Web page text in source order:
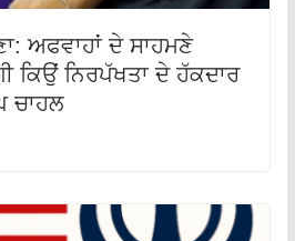
ਅਫਵਾਹਾਂ ਦੇ ਸਾਹਮਣੇ
ਕਿਉਂ ਨਿਰਪੱਖਤਾ ਦੇ ਹੱਕਦਾਰ
ਚਾਹਲ